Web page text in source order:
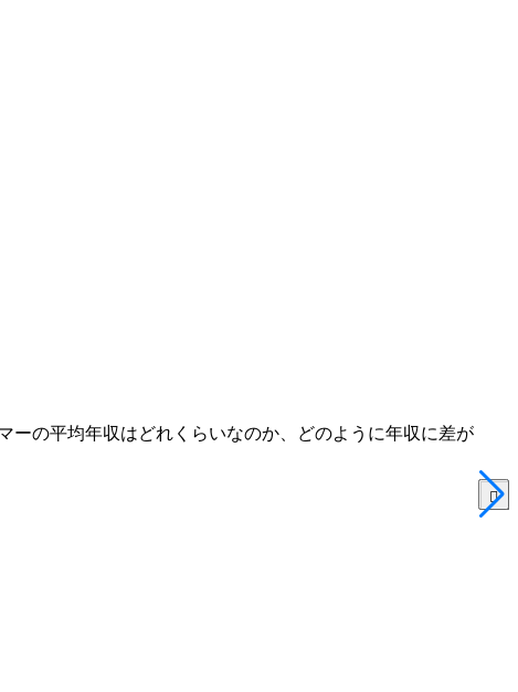
ーの平均年収はどれくらいなのか、どのように年収に差が